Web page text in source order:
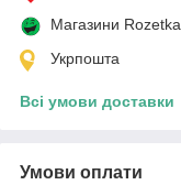
Магазини Rozetka
Укрпошта
Всі умови доставки
Умови оплати